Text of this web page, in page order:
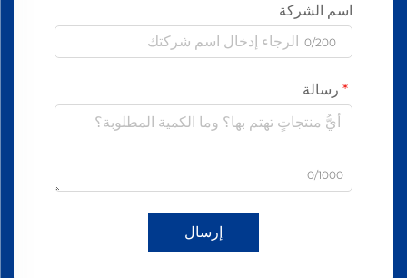
اسم الشركة
0/200
رسالة
0/1000
إرسال